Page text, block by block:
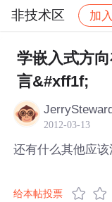
非技术区 加入
社区 非技术区
学嵌入式方
言&#xff1f;
2012-03-13
还有什么其他应该
给本帖投票